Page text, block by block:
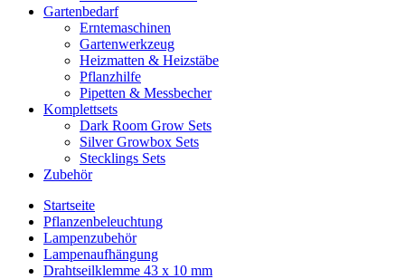
Gartenbedarf
Erntemaschinen
Gartenwerkzeug
Heizmatten & Heizstäbe
Pflanzhilfe
Pipetten & Messbecher
Komplettsets
Dark Room Grow Sets
Silver Growbox Sets
Stecklings Sets
Zubehör
Startseite
Pflanzenbeleuchtung
Lampenzubehör
Lampenaufhängung
Drahtseilklemme 43 x 10 mm